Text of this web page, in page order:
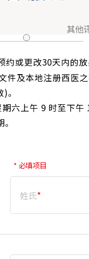
其他
约或更改30天内的
件及本地注册西医
。
六上午 9 时至下午
* 必填项目
姓氏*